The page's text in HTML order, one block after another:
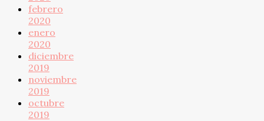
febrero
2020
enero
2020
diciembre
2019
noviembre
2019
octubre
2019